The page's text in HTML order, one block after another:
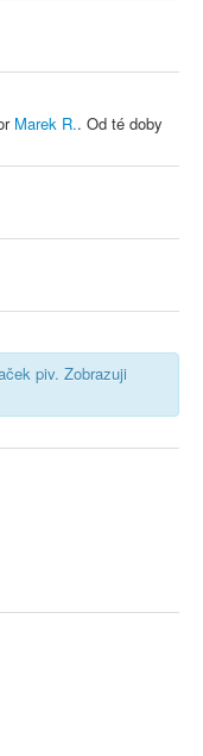
Marek R.. Od té doby
piv. Zobrazuji